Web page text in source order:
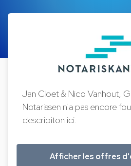
Jan Cloet & Nico Vanhout,
Notarissen n'a pas encore
descripiton ici.
Afficher les offres